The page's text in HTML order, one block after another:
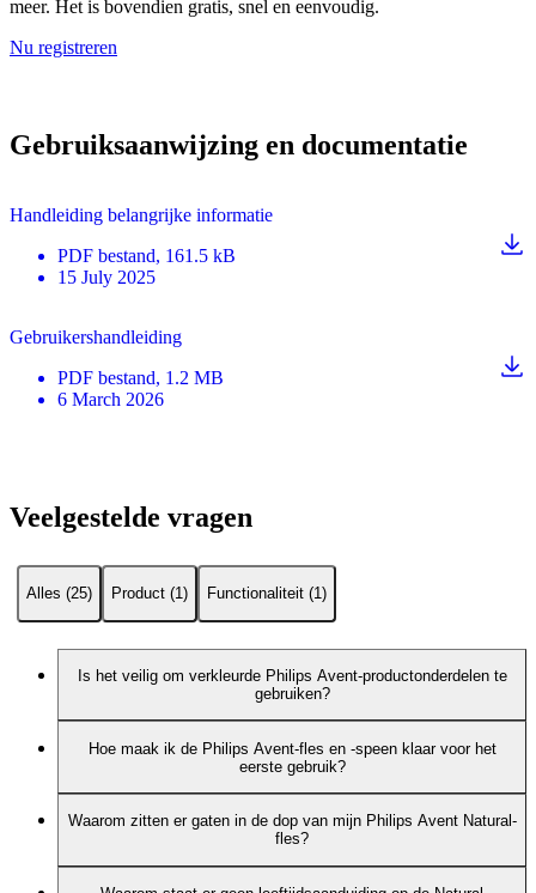
meer. Het is bovendien gratis, snel en eenvoudig.
Nu registreren
Gebruiksaanwijzing en documentatie
Handleiding belangrijke informatie
PDF bestand, 161.5 kB
15 July 2025
Gebruikershandleiding
PDF bestand, 1.2 MB
6 March 2026
Veelgestelde vragen
Alles (25) Product (1) Functionaliteit (1)
Is het veilig om verkleurde Philips Avent-productonderdelen te
gebruiken?
Hoe maak ik de Philips Avent-fles en -speen klaar voor het
eerste gebruik?
Waarom zitten er gaten in de dop van mijn Philips Avent Natural-
fles?